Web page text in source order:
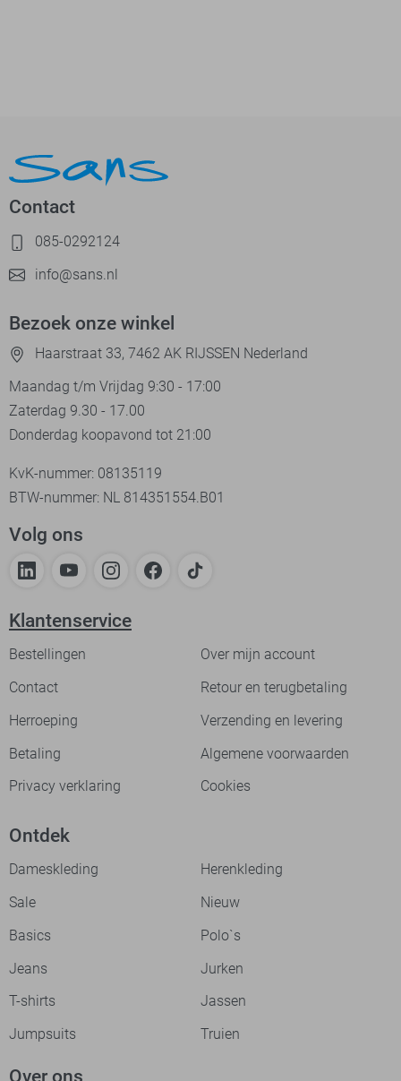
Contact
085-0292124
info@sans.nl
Bezoek onze winkel
Haarstraat 33, 7462 AK RIJSSEN Nederland
Maandag t/m Vrijdag 9:30 - 17:00
Zaterdag 9.30 - 17.00
Donderdag koopavond tot 21:00
KvK-nummer: 08135119
BTW-nummer: NL 814351554.B01
Volg ons
Klantenservice
Bestellingen
Over mijn account
Contact
Retour en terugbetaling
Herroeping
Verzending en levering
Betaling
Algemene voorwaarden
Privacy verklaring
Cookies
Ontdek
Dameskleding
Herenkleding
Sale
Nieuw
Basics
Polo`s
Jeans
Jurken
T-shirts
Jassen
Jumpsuits
Truien
Over ons